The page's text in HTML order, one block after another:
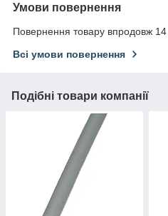
Умови повернення
Повернення товару впродовж 14
Всі умови повернення
Подібні товари компанії